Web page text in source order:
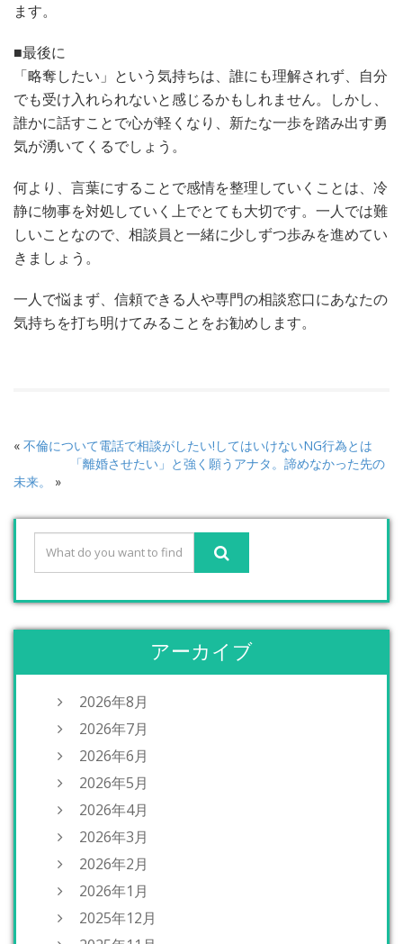
ます。
■最後に
「略奪したい」という気持ちは、誰にも理解されず、自分
でも受け入れられないと感じるかもしれません。しかし、
誰かに話すことで心が軽くなり、新たな一歩を踏み出す勇
気が湧いてくるでしょう。
何より、言葉にすることで感情を整理していくことは、冷
静に物事を対処していく上でとても大切です。一人では難
しいことなので、相談員と一緒に少しずつ歩みを進めてい
きましょう。
一人で悩まず、信頼できる人や専門の相談窓口にあなたの
気持ちを打ち明けてみることをお勧めします。
« 不倫について電話で相談がしたい!してはいけないNG行為とは
「離婚させたい」と強く願うアナタ。諦めなかった先の
未来。
»
アーカイブ
2026年8月
2026年7月
2026年6月
2026年5月
2026年4月
2026年3月
2026年2月
2026年1月
2025年12月